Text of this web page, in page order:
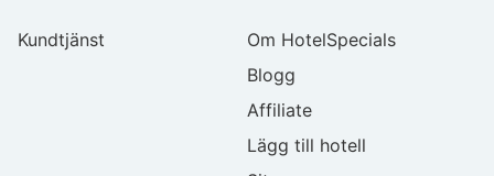
Kundtjänst
Om HotelSpecials
Blogg
Affiliate
Lägg till hotell